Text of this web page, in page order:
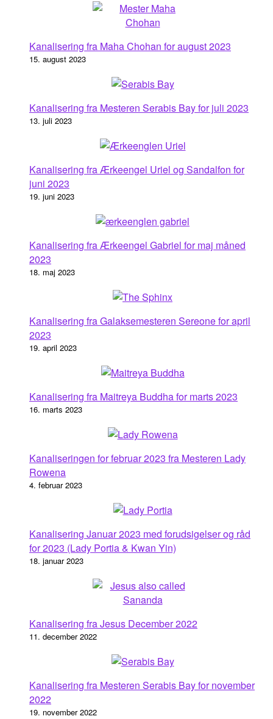
Kanalisering fra Maha Chohan for august 2023
15. august 2023
Kanalisering fra Mesteren Serabis Bay for juli 2023
13. juli 2023
Kanalisering fra Ærkeengel Uriel og Sandalfon for
juni 2023
19. juni 2023
Kanalisering fra Ærkeengel Gabriel for maj måned
2023
18. maj 2023
Kanalisering fra Galaksemesteren Sereone for april
2023
19. april 2023
Kanalisering fra Maitreya Buddha for marts 2023
16. marts 2023
Kanaliseringen for februar 2023 fra Mesteren Lady
Rowena
4. februar 2023
Kanalisering Januar 2023 med forudsigelser og råd
for 2023 (Lady Portia & Kwan Yin)
18. januar 2023
Kanalisering fra Jesus December 2022
11. december 2022
Kanalisering fra Mesteren Serabis Bay for november
2022
19. november 2022